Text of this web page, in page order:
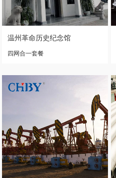
温州革命历史纪念馆
四网合一套餐